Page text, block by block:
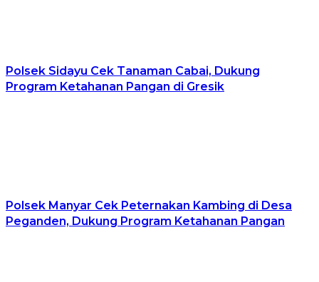
Polsek Sidayu Cek Tanaman Cabai, Dukung
Program Ketahanan Pangan di Gresik
Polsek Manyar Cek Peternakan Kambing di Desa
Peganden, Dukung Program Ketahanan Pangan